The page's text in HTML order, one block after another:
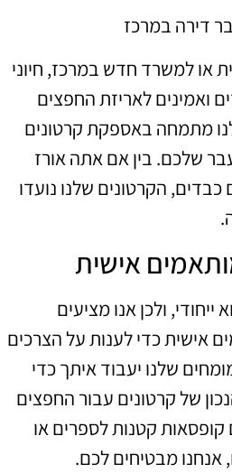
או למשרד חדש במרכז, חיוני
ואמינים לאריזת החפצים
מתמחה באספקת קרטונים
שלכם. בין אם אתה אורז
הקרטונים שלנו נועדו
אישית
ולכן אנו מציעים
אישית כדי לענות על הצרכים
שלנו יעבוד איתך כדי
של קרטונים עבור החפצים
קטנות לספרים או
אנחנו מבטיחים לכם.